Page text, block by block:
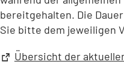
bereitgehalten. Die
Sie bitte dem jeweiligen
Übersicht der
(Öffnet